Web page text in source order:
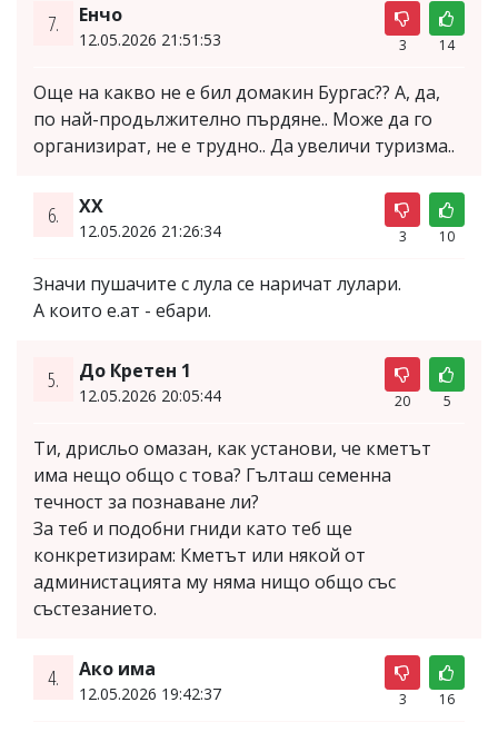
7. Енчо
12.05.2026 21:51:53 3 14
Още на какво не е бил домакин Бургас?? А, да,
по най-продьлжително пърдяне.. Може да го
организират, не е трудно.. Да увеличи туризма..
6. XX
12.05.2026 21:26:34 3 10
Значи пушачите с лула се наричат лулари.
А които е.ат - ебари.
5. До Кретен 1
12.05.2026 20:05:44 20 5
Ти, дрисльо омазан, как установи, че кметът
има нещо общо с това? Гълташ семенна
течност за познаване ли?
За теб и подобни гниди като теб ще
конкретизирам: Кметът или някой от
администацията му няма нищо общо със
състезанието.
4. Ако има
12.05.2026 19:42:37 3 16